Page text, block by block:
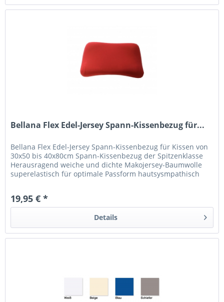
Bellana Flex Edel-Jersey Spann-Kissenbezug für...
Bellana Flex Edel-Jersey Spann-Kissenbezug für Kissen von
30x50 bis 40x80cm Spann-Kissenbezug der Spitzenklasse
Herausragend weiche und dichte Makojersey-Baumwolle
superelastisch für optimale Passform hautsysmpathisch
19,95 € *
Details